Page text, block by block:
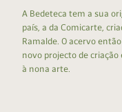
A Bedeteca tem a sua
país, a da Comicarte,
Ramalde. O acervo
novo projecto de
à nona arte.